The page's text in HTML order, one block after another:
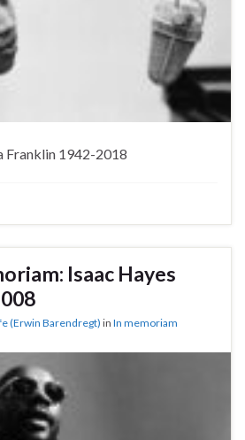
Franklin 1942-2018
Isaac Hayes
(Erwin Barendregt) in In memoriam